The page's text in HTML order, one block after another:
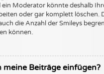
ein Moderator könnte deshalb
oder gar komplett löschen.
die Anzahl der Smileys
können.
meine Beiträge einfügen?